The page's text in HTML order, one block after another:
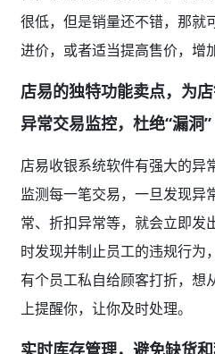
很低，但是销量还不错，那就
进价，或者适当提高售价，增
店易的独特功能卖点，为
异常交易监控，杜绝“漏洞”
店易收银系统软件有强大的异
监测每一笔交易，一旦发现异
常、折扣异常等，就会立即发
时发现并制止员工的违规行为
有个员工私自给顾客打折，想
上提醒你，让你及时处理。
实时库存管理，避免缺货